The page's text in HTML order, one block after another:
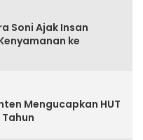
Soni Ajak Insan
ke
Mengucapkan HUT